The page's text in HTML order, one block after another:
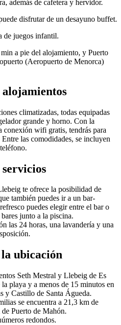
además de cafetera y hervidor.
disfrutar de un desayuno buffet.
de juegos infantil.
a pie del alojamiento, y Puerto
(Aeropuerto de Menorca)
climatizadas, todas equipadas
grande y horno. Con la
conexión wifi gratis, tendrás para
las comodidades, se incluyen
te ofrece la posibilidad de
también puedes ir a un bar-
puedes elegir entre el bar o
junto a la piscina.
las 24 horas, una lavandería y una
ubicación
Seth Mestral y Llebeig de Es
playa y a menos de 15 minutos en
y Castillo de Santa Águeda.
se encuentra a 21,3 km de
Puerto de Mahón.
redondos.